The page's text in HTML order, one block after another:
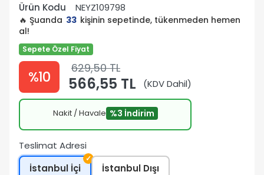
Ürün Kodu
NEYZ109798
🔥 Şuanda 33 kişinin sepetinde, tükenmeden hemen
al!
Sepete Özel Fiyat
%10 629,50 TL
566,55 TL (KDV Dahil)
Nakit / Havale %3 İndirim
Teslimat Adresi
İstanbul İçi
✓
İstanbul Dışı